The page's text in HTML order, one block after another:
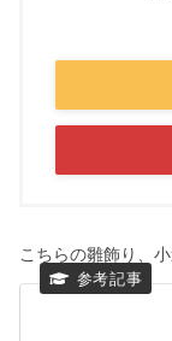
こちらの雛飾り、